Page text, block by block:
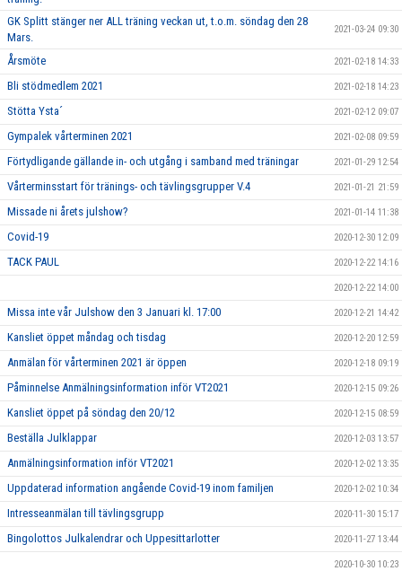
GK Splitt stänger ner ALL träning veckan ut, t.o.m. söndag den 28
Mars.
2021-03-24 09:30
Årsmöte 2021-02-18 14:33
Bli stödmedlem 2021 2021-02-18 14:23
Stötta Ysta´ 2021-02-12 09:07
Gympalek vårterminen 2021 2021-02-08 09:59
Förtydligande gällande in- och utgång i samband med träningar 2021-01-29 12:54
Vårterminsstart för tränings- och tävlingsgrupper V.4 2021-01-21 21:59
Missade ni årets julshow? 2021-01-14 11:38
Covid-19 2020-12-30 12:09
TACK PAUL 2020-12-22 14:16
2020-12-22 14:00
Missa inte vår Julshow den 3 Januari kl. 17:00 2020-12-21 14:42
Kansliet öppet måndag och tisdag 2020-12-20 12:59
Anmälan för vårterminen 2021 är öppen 2020-12-18 09:19
Påminnelse Anmälningsinformation inför VT2021 2020-12-15 09:26
Kansliet öppet på söndag den 20/12 2020-12-15 08:59
Beställa Julklappar 2020-12-03 13:57
Anmälningsinformation inför VT2021 2020-12-02 13:35
Uppdaterad information angående Covid-19 inom familjen 2020-12-02 10:34
Intresseanmälan till tävlingsgrupp 2020-11-30 15:17
Bingolottos Julkalendrar och Uppesittarlotter 2020-11-27 13:44
2020-10-30 10:23